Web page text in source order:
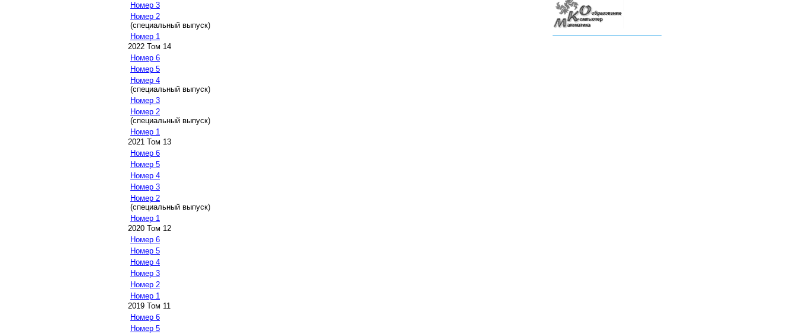
Номер 3
Номер 2
(специальный выпуск)
Номер 1
2022 Том 14
Номер 6
Номер 5
Номер 4
(специальный выпуск)
Номер 3
Номер 2
(специальный выпуск)
Номер 1
2021 Том 13
Номер 6
Номер 5
Номер 4
Номер 3
Номер 2
(специальный выпуск)
Номер 1
2020 Том 12
Номер 6
Номер 5
Номер 4
Номер 3
Номер 2
Номер 1
2019 Том 11
Номер 6
Номер 5